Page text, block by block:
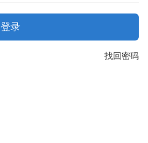
登录
找回密码